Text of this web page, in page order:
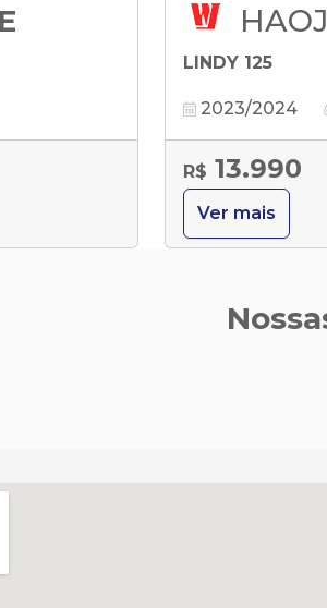
LINDY 125
2023/2024
R$ 13.990
Ver mais